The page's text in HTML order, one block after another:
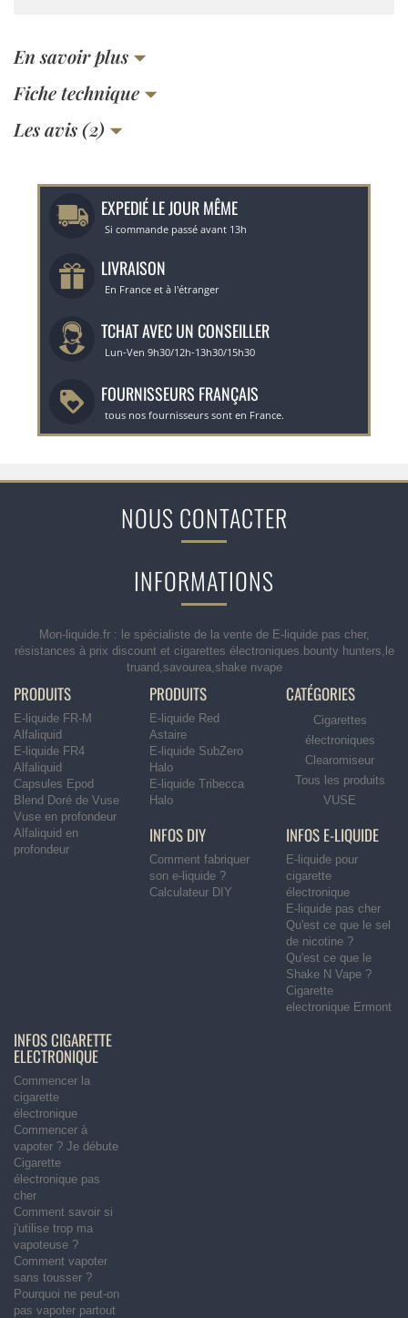
En savoir plus
Fiche technique
Les avis (2)
EXPEDIÉ LE JOUR MÊME
Si commande passé avant 13h
LIVRAISON
En France et à l'étranger
TCHAT AVEC UN CONSEILLER
Lun-Ven 9h30/12h-13h30/15h30
FOURNISSEURS FRANÇAIS
tous nos fournisseurs sont en France.
NOUS CONTACTER
INFORMATIONS
Mon-liquide.fr : le spécialiste de la vente de E-liquide pas cher,
résistances à prix discount et cigarettes électroniques.bounty hunters,le
truand,savourea,shake nvape
PRODUITS
E-liquide FR-M
Alfaliquid
E-liquide FR4
Alfaliquid
Capsules Epod
Blend Doré de Vuse
Vuse en profondeur
Alfaliquid en
profondeur
PRODUITS
E-liquide Red
Astaire
E-liquide SubZero
Halo
E-liquide Tribecca
Halo
CATÉGORIES
Cigarettes
électroniques
Clearomiseur
Tous les produits
VUSE
INFOS DIY
Comment fabriquer
son e-liquide ?
Calculateur DIY
INFOS E-LIQUIDE
E-liquide pour
cigarette
électronique
E-liquide pas cher
Qu'est ce que le sel
de nicotine ?
Qu'est ce que le
Shake N Vape ?
Cigarette
electronique Ermont
INFOS CIGARETTE
ELECTRONIQUE
Commencer la
cigarette
électronique
Commencer à
vapoter ? Je débute
Cigarette
électronique pas
cher
Comment savoir si
j'utilise trop ma
vapoteuse ?
Comment vapoter
sans tousser ?
Pourquoi ne peut-on
pas vapoter partout